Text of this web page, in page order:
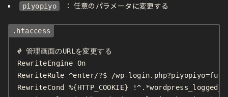
piyopiyo ： 任意のパラメータに変更する
# 管理画面のURLを変更する
RewriteEngine On
RewriteRule ^enter/?$ /wp-
RewriteCond %{HTTP_COOKIE}